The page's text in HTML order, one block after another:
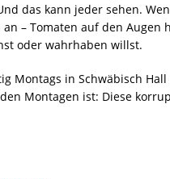
das kann jeder sehen.
– Tomaten auf den Augen
oder wahrhaben willst.
Montags in Schwäbisch Hall
Montagen ist: Diese